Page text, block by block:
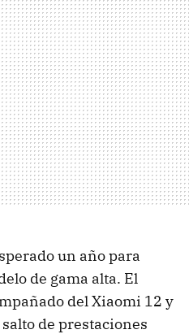
un año para
de gama alta. El
del Xiaomi 12 y
de prestaciones